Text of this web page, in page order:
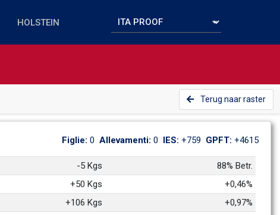
Terug naar raster
Figlie: 0 Allevamenti: 0 IES: +759 GPFT: +4615
-5 Kgs
88% Betr.
+50 Kgs
+0,46%
+106 Kgs
+0,97%